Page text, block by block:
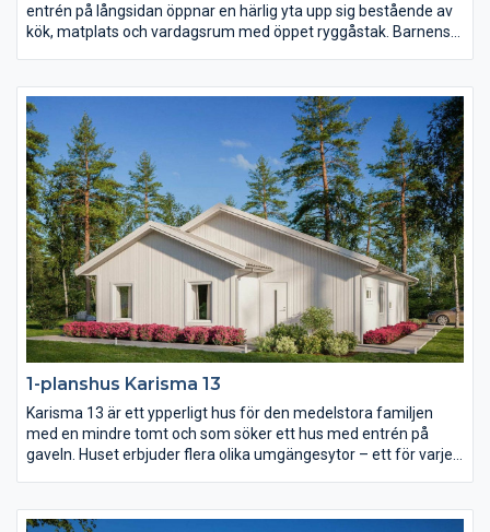
entrén på långsidan öppnar en härlig yta upp sig bestående av
kök, matplats och vardagsrum med öppet ryggåstak. Barnens
Karisma 11 ger er mycket funktion och hemtrevnad på en lite
mindre yta.
1-planshus Karisma 13
Karisma 13 är ett ypperligt hus för den medelstora familjen
med en mindre tomt och som söker ett hus med entrén på
gaveln. Huset erbjuder flera olika umgängesytor – ett för varje
barndelen av huset finns både allrum och wc.